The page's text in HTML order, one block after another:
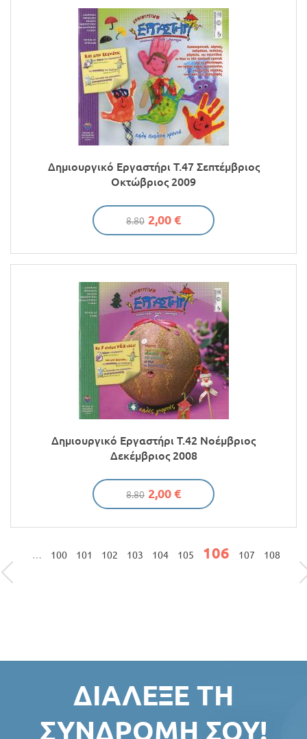
Δημιουργικό Εργαστήρι Τ.47 Σεπτέμβριος
Οκτώβριος 2009
8.80 2,00 €
Δημιουργικό Εργαστήρι Τ.42 Νοέμβριος
Δεκέμβριος 2008
8.80 2,00 €
ΣΕΛΊΔΕΣ
… 100 101 102 103 104 105 106 107 108
ΔΙΆΛΕΞΕ ΤΗ
ΣΥΝΔΡΟΜΉ ΣΟΥ!